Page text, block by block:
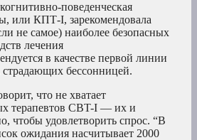
поведенческая
или КПТ-I, зарекомендовала
не самое) наиболее безопасных
лечения
в качестве первой линии
бессонницей.
что не хватает
терапевтов CBT-I — их и
чтобы удовлетворить спрос. “В
ожидания насчитывает 2000